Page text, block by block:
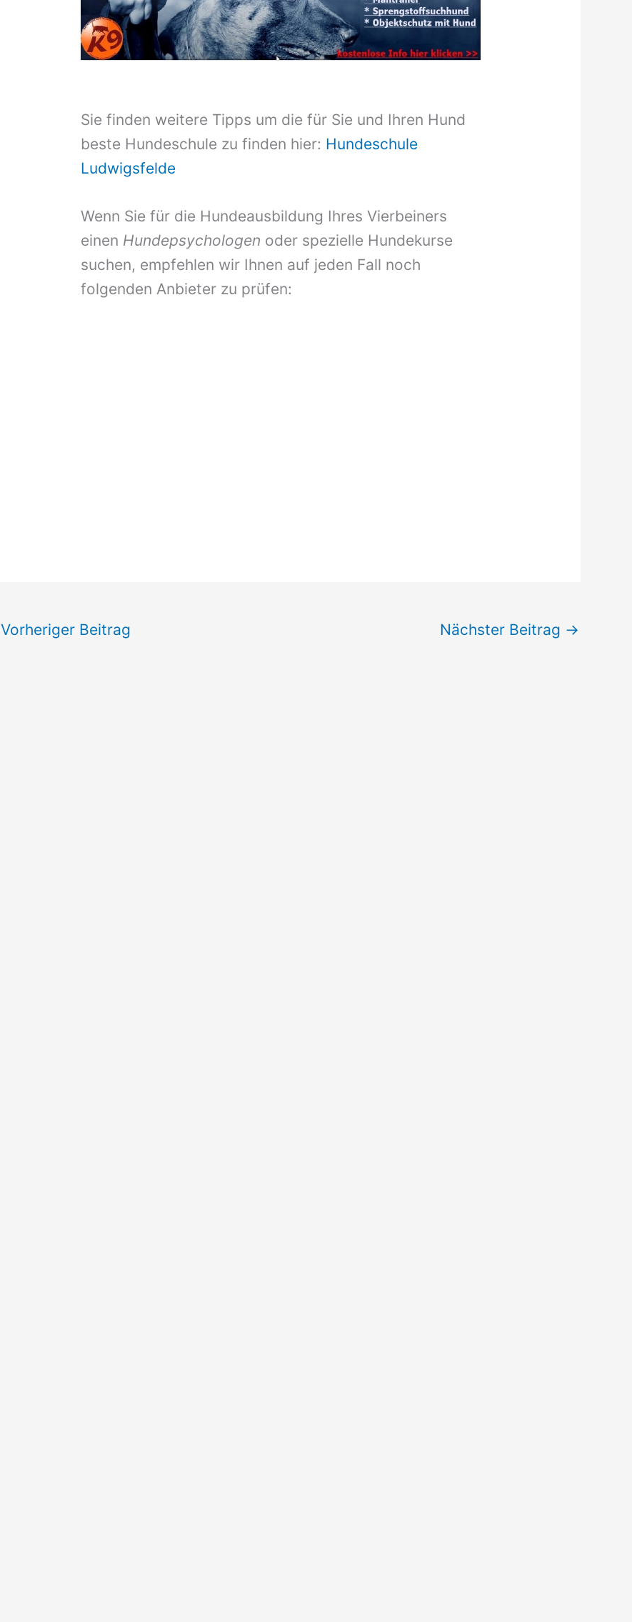
Sie finden weitere Tipps um die für Sie und Ihren Hund
beste Hundeschule zu finden hier: Hundeschule
Ludwigsfelde
Wenn Sie für die Hundeausbildung Ihres Vierbeiners
einen Hundepsychologen oder spezielle Hundekurse
suchen, empfehlen wir Ihnen auf jeden Fall noch
folgenden Anbieter zu prüfen:
Vorheriger Beitrag Nächster Beitrag →